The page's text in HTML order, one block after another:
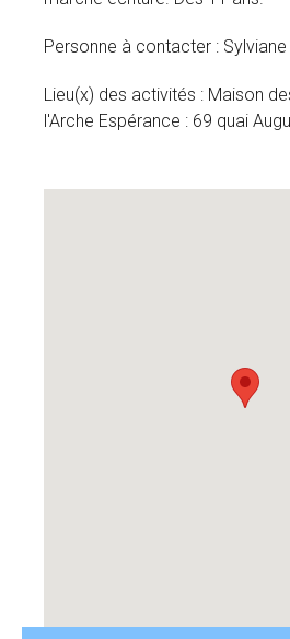
Personne à contacter : Sylviane
Lieu(x) des activités : Maison
l'Arche Espérance : 69 quai